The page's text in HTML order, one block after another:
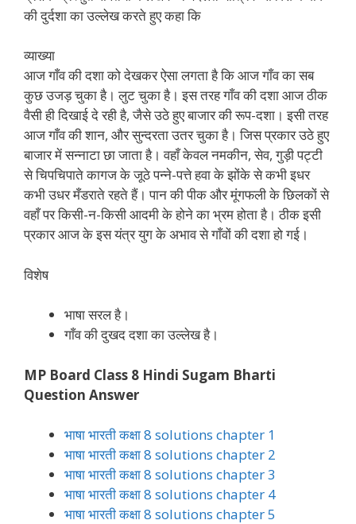
की दुर्दशा का उल्लेख करते हुए कहा कि
व्याख्या
आज गाँव की दशा को देखकर ऐसा लगता है कि आज गाँव का सब
कुछ उजड़ चुका है। लुट चुका है। इस तरह गाँव की दशा आज ठीक
वैसी ही दिखाई दे रही है, जैसे उठे हुए बाजार की रूप-दशा। इसी तरह
आज गाँव की शान, और सुन्दरता उतर चुका है। जिस प्रकार उठे हुए
बाजार में सन्नाटा छा जाता है। वहाँ केवल नमकीन, सेव, गुड़ी पट्टी
से चिपचिपाते कागज के जूठे पन्ने-पत्ते हवा के झोंके से कभी इधर
कभी उधर मँडराते रहते हैं। पान की पीक और मूंगफली के छिलकों से
वहाँ पर किसी-न-किसी आदमी के होने का भ्रम होता है। ठीक इसी
प्रकार आज के इस यंत्र युग के अभाव से गाँवों की दशा हो गई।
विशेष
भाषा सरल है।
गाँव की दुखद दशा का उल्लेख है।
MP Board Class 8 Hindi Sugam Bharti
Question Answer
भाषा भारती कक्षा 8 solutions chapter 1
भाषा भारती कक्षा 8 solutions chapter 2
भाषा भारती कक्षा 8 solutions chapter 3
भाषा भारती कक्षा 8 solutions chapter 4
भाषा भारती कक्षा 8 solutions chapter 5